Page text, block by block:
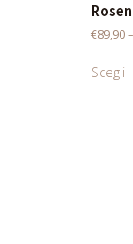
€89,90–
Scegli